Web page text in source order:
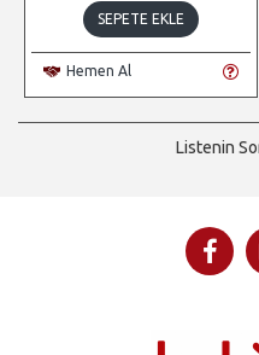
SEPETE EKLE
Hemen Al
Listenin